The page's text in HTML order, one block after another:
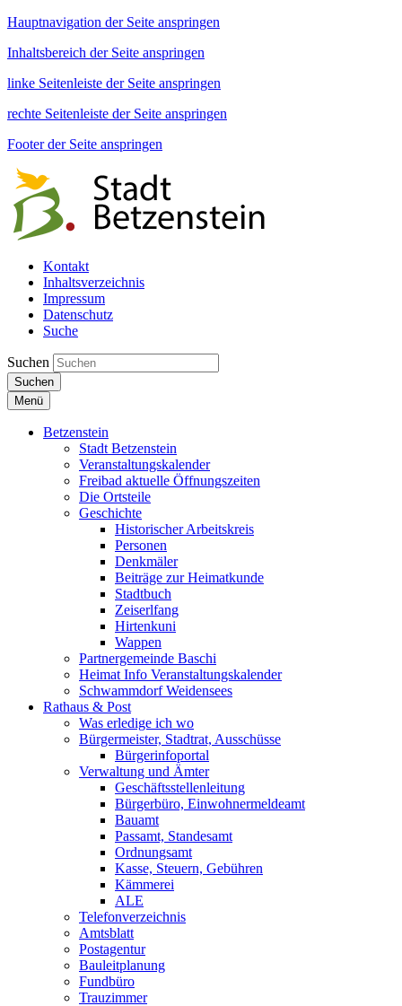
Hauptnavigation der Seite anspringen
Inhaltsbereich der Seite anspringen
linke Seitenleiste der Seite anspringen
rechte Seitenleiste der Seite anspringen
Footer der Seite anspringen
Kontakt
Inhaltsverzeichnis
Impressum
Datenschutz
Suche
Suchen
Suchen
Menü
Betzenstein
Stadt Betzenstein
Veranstaltungskalender
Freibad aktuelle Öffnungszeiten
Die Ortsteile
Geschichte
Historischer Arbeitskreis
Personen
Denkmäler
Beiträge zur Heimatkunde
Stadtbuch
Zeiserlfang
Hirtenkuni
Wappen
Partnergemeinde Baschi
Heimat Info Veranstaltungskalender
Schwammdorf Weidensees
Rathaus & Post
Was erledige ich wo
Bürgermeister, Stadtrat, Ausschüsse
Bürgerinfoportal
Verwaltung und Ämter
Geschäftsstellenleitung
Bürgerbüro, Einwohnermeldeamt
Bauamt
Passamt, Standesamt
Ordnungsamt
Kasse, Steuern, Gebühren
Kämmerei
ALE
Telefonverzeichnis
Amtsblatt
Postagentur
Bauleitplanung
Fundbüro
Trauzimmer